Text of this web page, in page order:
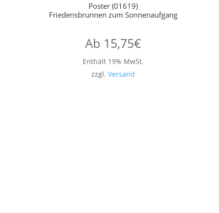
Poster (01619)
Friedensbrunnen zum Sonnenaufgang
Ab 15,75€
Enthält 19% MwSt.
zzgl. Versand